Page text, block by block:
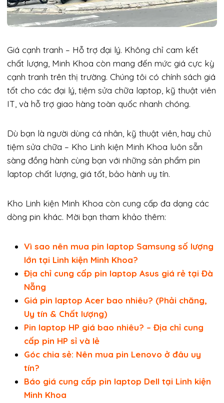
Giá cạnh tranh – Hỗ trợ đại lý. Không chỉ cam kết
chất lượng, Minh Khoa còn mang đến mức giá cực kỳ
cạnh tranh trên thị trường. Chúng tôi có chính sách giá
tốt cho các đại lý, tiệm sửa chữa laptop, kỹ thuật viên
IT, và hỗ trợ giao hàng toàn quốc nhanh chóng.
Dù bạn là người dùng cá nhân, kỹ thuật viên, hay chủ
tiệm sửa chữa – Kho Linh kiện Minh Khoa luôn sẵn
sàng đồng hành cùng bạn với những sản phẩm pin
laptop chất lượng, giá tốt, bảo hành uy tín.
Kho Linh kiện Minh Khoa còn cung cấp đa dạng các
dòng pin khác. Mời bạn tham khảo thêm:
Vì sao nên mua pin laptop Samsung số lượng
lớn tại Linh kiện Minh Khoa?
Địa chỉ cung cấp pin laptop Asus giá rẻ tại Đà
Nẵng
Giá pin laptop Acer bao nhiêu? (Phải chăng,
Uy tín & Chất lượng)
Pin laptop HP giá bao nhiêu? – Địa chỉ cung
cấp pin HP sỉ và lẻ
Góc chia sẻ: Nên mua pin Lenovo ở đâu uy
tín?
Báo giá cung cấp pin laptop Dell tại Linh kiện
Minh Khoa